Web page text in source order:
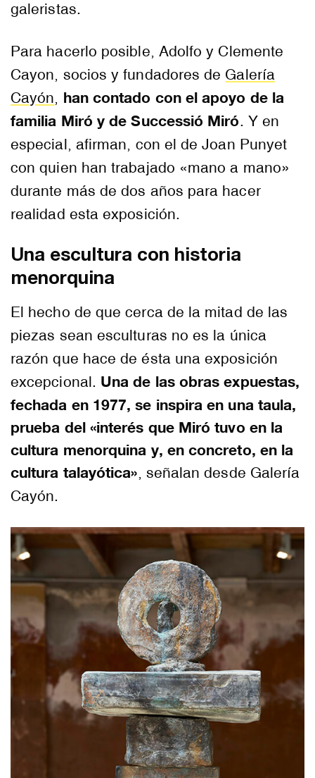
galeristas.
Para hacerlo posible, Adolfo y Clemente
Cayon, socios y fundadores de Galería
Cayón, han contado con el apoyo de la
familia Miró y de Successió Miró. Y en
especial, afirman, con el de Joan Punyet
con quien han trabajado «mano a mano»
durante más de dos años para hacer
realidad esta exposición.
Una escultura con historia
menorquina
El hecho de que cerca de la mitad de las
piezas sean esculturas no es la única
razón que hace de ésta una exposición
excepcional. Una de las obras expuestas,
fechada en 1977, se inspira en una taula,
prueba del «interés que Miró tuvo en la
cultura menorquina y, en concreto, en la
cultura talayótica», señalan desde Galería
Cayón.